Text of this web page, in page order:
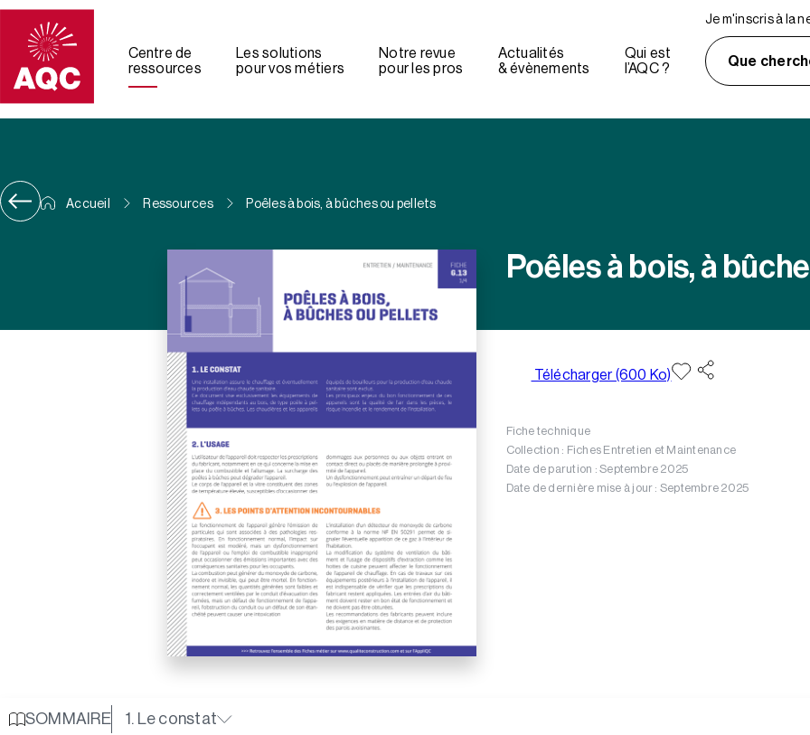
Panneau de gestion des cookies
Centre de
ressources
Les solutions
pour vos métiers
Notre revue
pour les pros
Actualités
& évènements
Qui est
l’AQC ?
Je m'inscris à la
Que
Accueil Ressources Poêles à bois, à bûches ou pellets
Poêles à bois, à
Télécharger (600 Ko)
Fiche technique
Collection : Fiches Entretien et Maintenance
Date de parution : Septembre 2025
Date de dernière mise à jour : Septembre 2025
SOMMAIRE 1. Le constat